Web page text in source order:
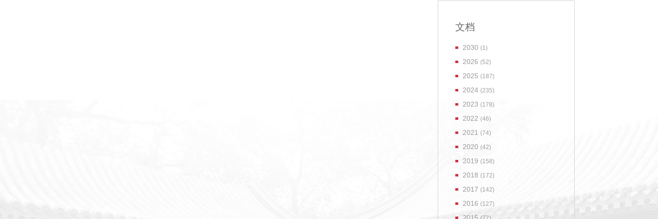
文档
2030 (1)
2026 (52)
2025 (187)
2024 (235)
2023 (178)
2022 (46)
2021 (74)
2020 (42)
2019 (158)
2018 (172)
2017 (142)
2016 (127)